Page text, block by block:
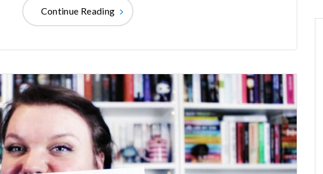
Continue Reading